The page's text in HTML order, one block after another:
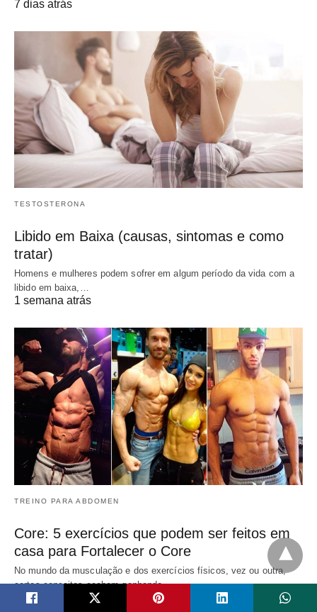
7 dias atrás
TESTOSTERONA
Libido em Baixa (causas, sintomas e como
tratar)
Homens e mulheres podem sofrer em algum período da vida com a
libido em baixa,…
1 semana atrás
TREINO PARA ABDOMEN
Core: 5 exercícios que podem ser feitos em
casa para Fortalecer o Core
No mundo da musculação e dos exercícios físicos, vez ou outra,
certos conceitos acabam ganhando…
1 semana atrás